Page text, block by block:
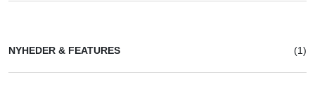
NYHEDER & FEATURES (1)